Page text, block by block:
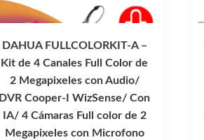
DAHUA FULLCOLORKIT-A –
Kit de 4 Canales Full Color de
2 Megapixeles con Audio/
DVR Cooper-I WizSense/ Con
IA/ 4 Cámaras Full color de 2
Megapixeles con Microfono